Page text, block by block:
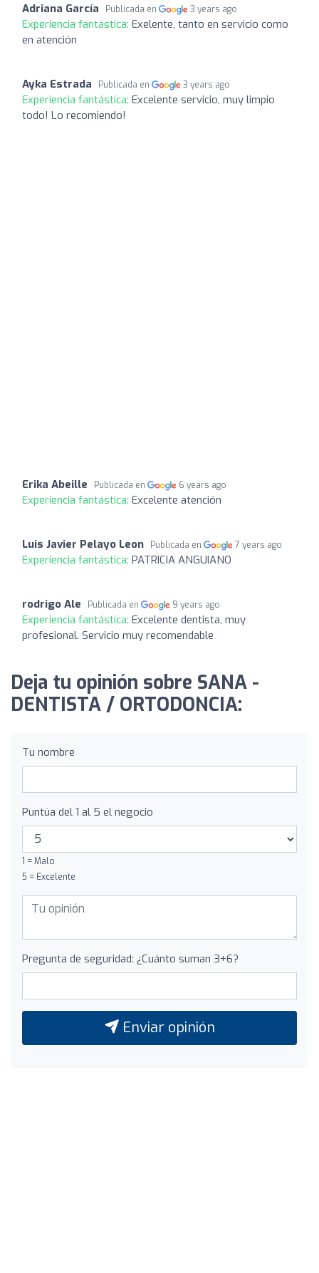
Adriana García Publicada en 3 years ago
Experiencia fantástica: Exelente, tanto en servicio como
en atención
Ayka Estrada Publicada en 3 years ago
Experiencia fantástica: Excelente servicio, muy limpio
todo! Lo recomiendo!
Erika Abeille Publicada en 6 years ago
Experiencia fantástica: Excelente atención
Luis Javier Pelayo Leon Publicada en 7 years ago
Experiencia fantástica: PATRICIA ANGUIANO
rodrigo Ale Publicada en 9 years ago
Experiencia fantástica: Excelente dentista, muy
profesional. Servicio muy recomendable
Deja tu opinión sobre SANA -
DENTISTA / ORTODONCIA:
Tu nombre
Puntúa del 1 al 5 el negocio
1 = Malo
5 = Excelente
Pregunta de seguridad: ¿Cuánto suman 3+6?
Enviar opinión